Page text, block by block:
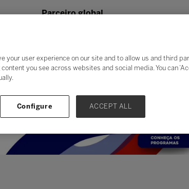
Parceiro global
your user experience on our site and to allow us and third
you see across websites and social media. You can
Configure ACCEPT ALL